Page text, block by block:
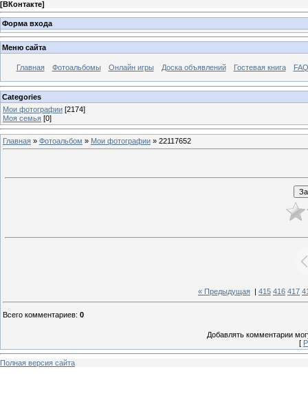
[ВКонтакте]
Форма входа
Меню сайта
Главная Фотоальбомы Онлайн игры Доска объявлений Гостевая книга
Categories
Мои фотографии [2174]
Моя семья [0]
Главная » Фотоальбом » Мои фотографии » 22117652
« Предыдущая 415 416 417
Всего комментариев: 0
Добавлять комментарии
[
Полная версия сайта